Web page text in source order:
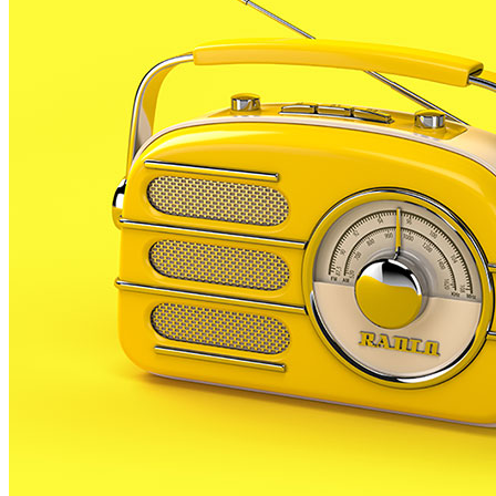
5a jornada. Els de casa són primers en la classificació
amb 12 punts, mentre que els gironins, són 3rs amb 7
Molt diferent és la situació del PLF B. Encara no han
conegut la victòria, i arriben a la tercera jornada, en
la 13a posició de la classificació, i just aquests cap de
setmana s’enfronten al lider de la categoria, el
En la majoria de categories en la que hi ha
participació palafollenca aquests cap de setmana es
comença la competició.
En categoria Cadet, segons divició el PLF A s’enfronta
contra el juventus, a l’infantil, segona categoria, el